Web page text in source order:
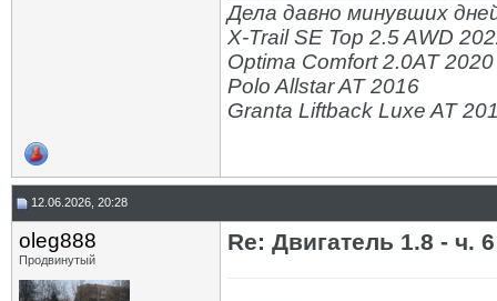
Дела давно минувших
X-Trail SE Top 2.5 AWD
Optima Comfort 2.0AT 2020
Polo Allstar AT 2016
Granta Liftback Luxe AT
12.06.2026, 20:28
oleg888
Продвинутый
Re: Двигатель 1.8 - ч. 6